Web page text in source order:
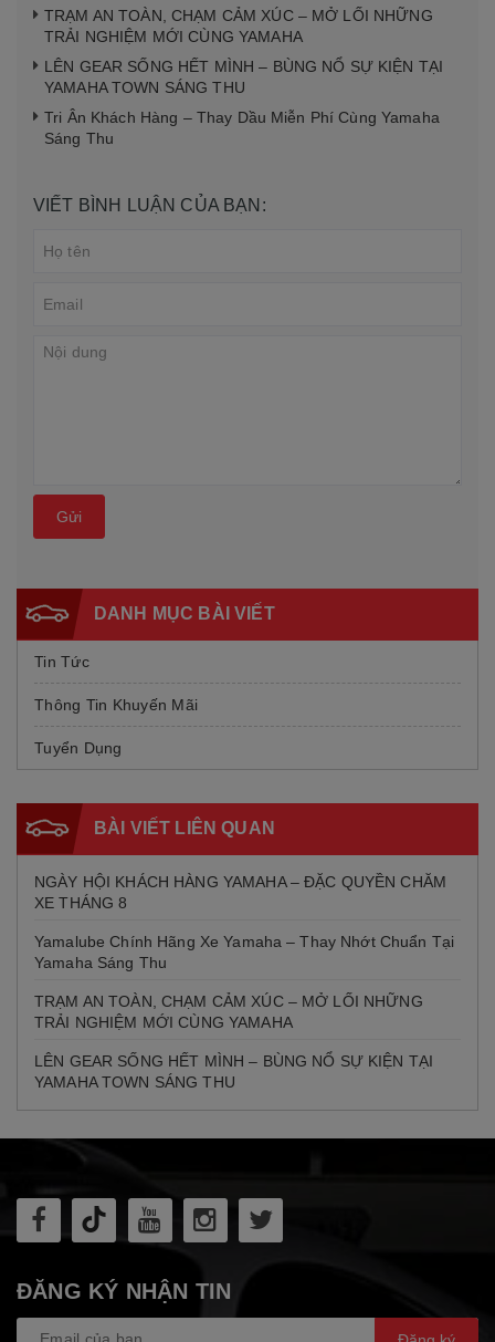
TRẠM AN TOÀN, CHẠM CẢM XÚC – MỞ LỐI NHỮNG
TRẢI NGHIỆM MỚI CÙNG YAMAHA
LÊN GEAR SỐNG HẾT MÌNH – BÙNG NỔ SỰ KIỆN TẠI
YAMAHA TOWN SÁNG THU
Tri Ân Khách Hàng – Thay Dầu Miễn Phí Cùng Yamaha
Sáng Thu
VIẾT BÌNH LUẬN CỦA BẠN:
Gửi
DANH MỤC BÀI VIẾT
Tin Tức
Thông Tin Khuyến Mãi
Tuyển Dụng
BÀI VIẾT LIÊN QUAN
NGÀY HỘI KHÁCH HÀNG YAMAHA – ĐẶC QUYỀN CHĂM
XE THÁNG 8
Yamalube Chính Hãng Xe Yamaha – Thay Nhớt Chuẩn Tại
Yamaha Sáng Thu
TRẠM AN TOÀN, CHẠM CẢM XÚC – MỞ LỐI NHỮNG
TRẢI NGHIỆM MỚI CÙNG YAMAHA
LÊN GEAR SỐNG HẾT MÌNH – BÙNG NỔ SỰ KIỆN TẠI
YAMAHA TOWN SÁNG THU
ĐĂNG KÝ NHẬN TIN